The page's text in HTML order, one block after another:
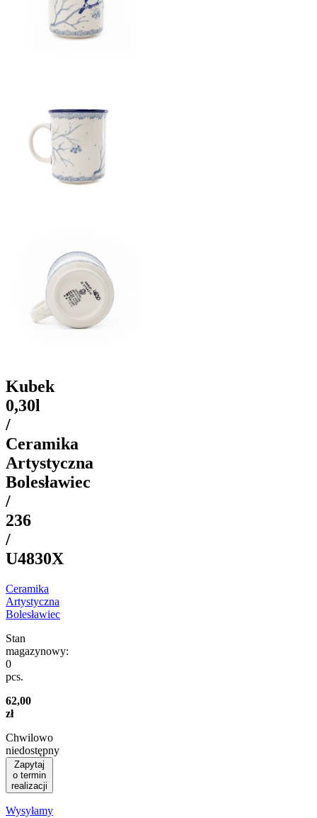
Kubek
0,30l
/
Ceramika
Artystyczna
Bolesławiec
/
236
/
U4830X
Ceramika
Artystyczna
Bolesławiec
Stan
magazynowy:
0
pcs.
62,00
zł
Chwilowo
niedostępny
Zapytaj
o termin
realizacji
Wysyłamy